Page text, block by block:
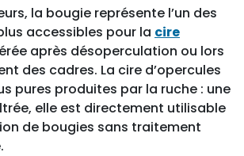
la bougie représente l’un des
accessibles pour la cire
après désoperculation ou lors
des cadres. La cire d’opercules
pures produites par la ruche : une
elle est directement utilisable
de bougies sans traitement